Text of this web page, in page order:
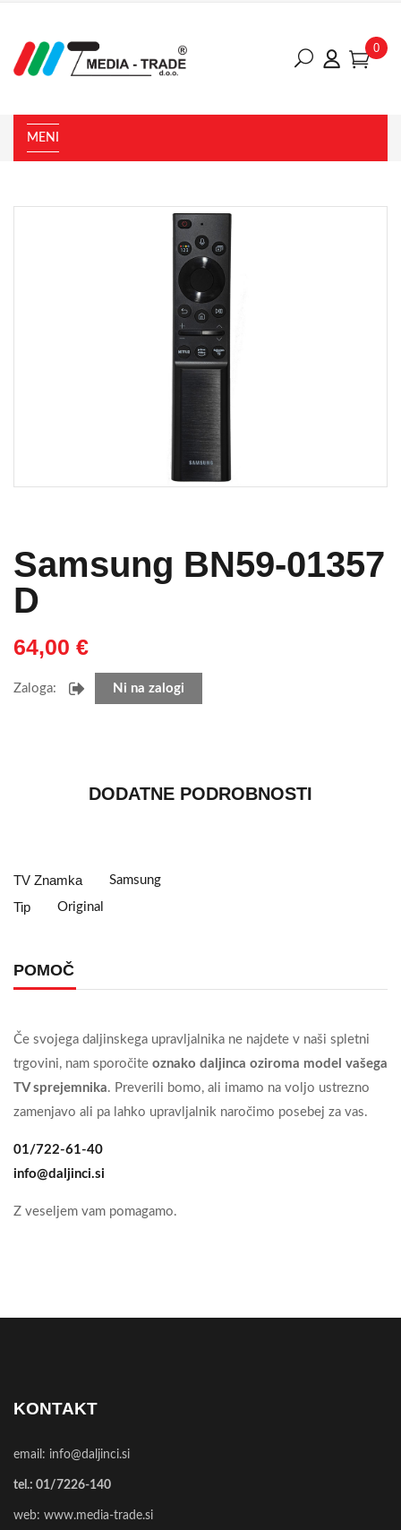
0
MENI
Samsung BN59-01357
D
64,00 €
Zaloga: Ni na zalogi
DODATNE PODROBNOSTI
TV Znamka Samsung
Tip Original
POMOČ
Če svojega daljinskega upravljalnika ne najdete v naši spletni
trgovini, nam sporočite oznako daljinca oziroma model vašega
TV sprejemnika. Preverili bomo, ali imamo na voljo ustrezno
zamenjavo ali pa lahko upravljalnik naročimo posebej za vas.
01/722-61-40
info@daljinci.si
Z veseljem vam pomagamo.
KONTAKT
email: info@daljinci.si
tel.: 01/7226-140
web: www.media-trade.si